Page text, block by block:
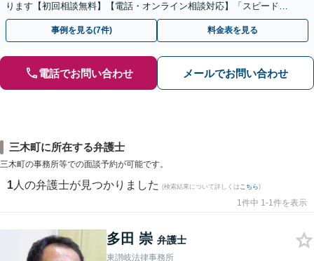
ります【初回相談無料】【電話・オンライン相談対応】「スピード対
応・納得できる解決を」「刑事裁判のニーズにも対応」
事例を見る(7件) 料金表を見る
電話でお問い合わせ メールでお問い合わせ
三木町に所在する弁護士
三木町の事務所等での面談予約が可能です。
1 人の弁護士が見つかりました (検索結果について詳しくは こちら)
1件中 1-1件を表示
多田 崇 弁護士
東讃岐法律事務所